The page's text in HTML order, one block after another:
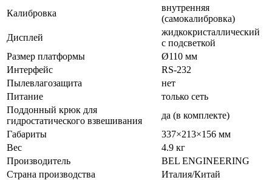
Калибровка
внутренняя
(самокалибровка)
Дисплей
жидкокристаллический
с подсветкой
Размер платформы
Ø110 мм
Интерфейс
RS-232
Пылевлагозащита
нет
Питание
только сеть
Поддонный крюк для
гидростатического взвешивания
да (в комплекте)
Габариты
337×213×156 мм
Вес
4.9 кг
Производитель
BEL ENGINEERING
Страна производства
Италия/Китай